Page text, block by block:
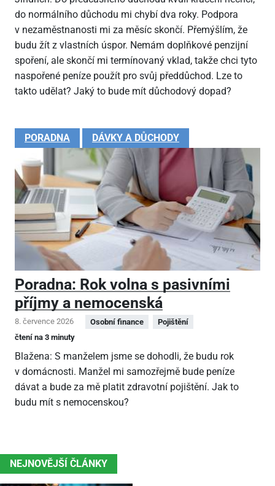
do normálního důchodu mi chybí dva roky. Podpora
v nezaměstnanosti mi za měsíc skončí. Přemýšlím, že
budu žít z vlastních úspor. Nemám doplňkové penzijní
spoření, ale skončí mi termínovaný vklad, takže chci tyto
naspořené peníze použít pro svůj předdůchod. Lze to
takto udělat? Jaký to bude mít důchodový dopad?
PORADNA DÁVKY A DŮCHODY
Poradna: Rok volna s pasivními
příjmy a nemocenská
8. července 2026 Osobní finance
Pojištění
čtení na 3 minuty
Blažena: S manželem jsme se dohodli, že budu rok
v domácnosti. Manžel mi samozřejmě bude peníze
dávat a bude za mě platit zdravotní pojištění. Jak to
budu mít s nemocenskou?
NEJNOVĚJŠÍ ČLÁNKY